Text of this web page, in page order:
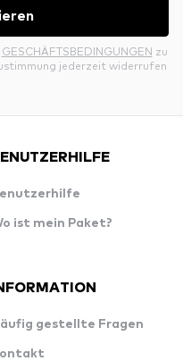
GESCHÄFTSBEDINGUNGEN zu
jederzeit widerrufen
ist mein Paket?
gestellte Fragen